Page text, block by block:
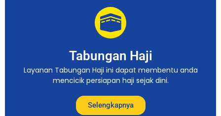
Tabungan Haji
Layanan Tabungan Haji ini dapat membentu anda
mencicik persiapan haji sejak dini.
Selengkapnya